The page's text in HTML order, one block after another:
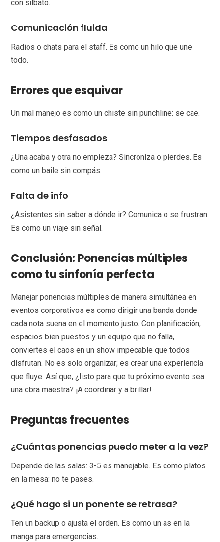
con silbato.
Comunicación fluida
Radios o chats para el staff. Es como un hilo que une
todo.
Errores que esquivar
Un mal manejo es como un chiste sin punchline: se cae.
Tiempos desfasados
¿Una acaba y otra no empieza? Sincroniza o pierdes. Es
como un baile sin compás.
Falta de info
¿Asistentes sin saber a dónde ir? Comunica o se frustran.
Es como un viaje sin señal.
Conclusión: Ponencias múltiples
como tu sinfonía perfecta
Manejar ponencias múltiples de manera simultánea en
eventos corporativos es como dirigir una banda donde
cada nota suena en el momento justo. Con planificación,
espacios bien puestos y un equipo que no falla,
conviertes el caos en un show impecable que todos
disfrutan. No es solo organizar; es crear una experiencia
que fluye. Así que, ¿listo para que tu próximo evento sea
una obra maestra? ¡A coordinar y a brillar!
Preguntas frecuentes
¿Cuántas ponencias puedo meter a la vez?
Depende de las salas: 3-5 es manejable. Es como platos
en la mesa: no te pases.
¿Qué hago si un ponente se retrasa?
Ten un backup o ajusta el orden. Es como un as en la
manga para emergencias.